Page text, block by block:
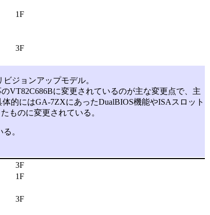
1F
3F
ジョンアップモデル。
VT82C686Bに変更されているのが主な変更点で、主
的にはGA-7ZXにあったDualBIOS機能やISAスロット
ものに変更されている。
。
3F
1F
3F